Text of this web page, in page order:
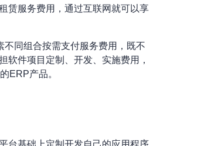
赁服务费用，通过互联网就可以享
同组合按需支付服务费用，既不
软件项目定制、开发、实施费用，
ERP产品。
台基础上定制开发自己的应用程序